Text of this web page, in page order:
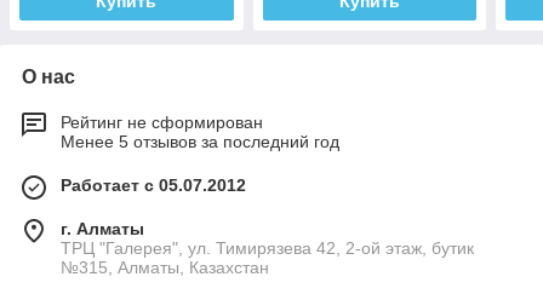
О нас
Рейтинг не сформирован
Менее 5 отзывов за последний год
Работает с 05.07.2012
г. Алматы
ТРЦ "Галерея", ул. Тимирязева 42, 2-ой этаж, бутик
№315, Алматы, Казахстан